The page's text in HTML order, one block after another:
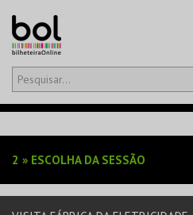
Olá,iniciar sessão
EVENTOS
2 » ESCOLHA DA SESSÃO